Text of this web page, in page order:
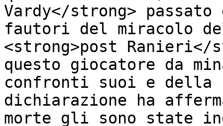
Vardy</strong>
fautori del miracolo
<strong>post
questo giocatore da
confronti suoi e della
dichiarazione ha
morte gli sono state